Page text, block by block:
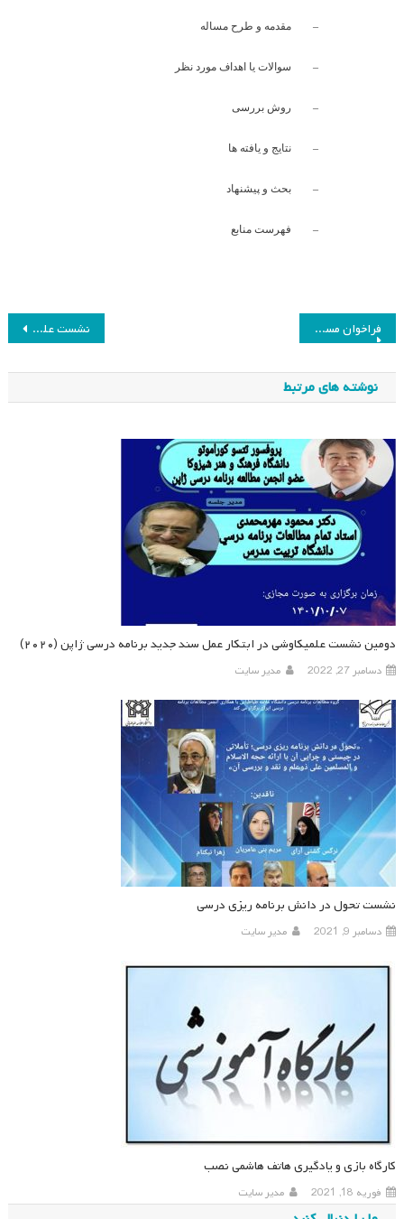
– مقدمه و طرح مساله
– سوالات یا اهداف مورد نظر
– روش بررسی
– نتایج و یافته ها
– بحث و پیشنهاد
– فهرست منابع
راهبری
نوشته
نشست علمی-ماهانه گروپ روش‌شناسی پژوهش فراخوان مسابقه انشا نویسی
نوشته های مرتبط
دومین نشست علمیکاوشی در ابتکار عمل سند جدید برنامه درسی ژاپن (۲۰۲۰)
دسامبر 27, 2022 مدیر سایت
نشست تحول در دانش برنامه ریزی درسی
دسامبر 9, 2021 مدیر سایت
کارگاه بازی و یادگیری هاتف هاشمی نصب
فوریه 18, 2021 مدیر سایت